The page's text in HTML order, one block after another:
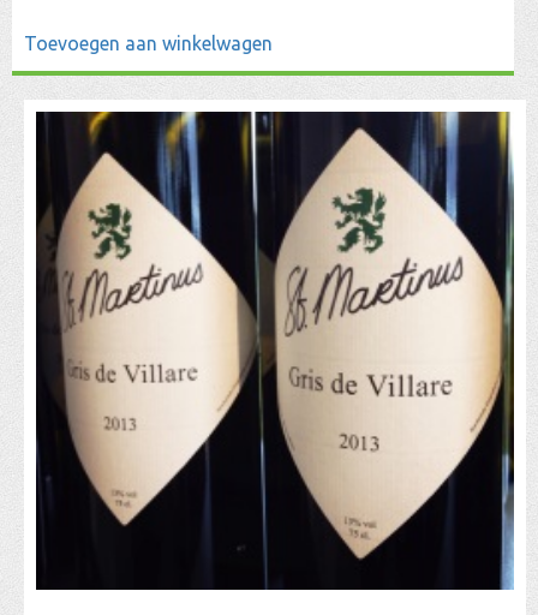
Toevoegen aan winkelwagen